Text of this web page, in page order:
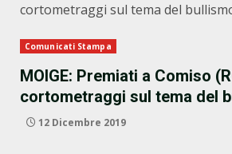
cortometraggi sul tema del
Comunicati Stampa
MOIGE: Premiati a Comiso
cortometraggi sul tema del
12 Dicembre 2019